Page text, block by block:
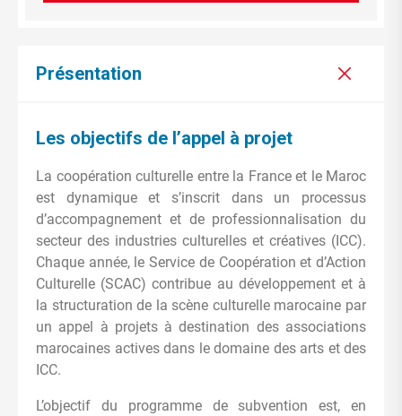
Présentation
Les objectifs de l’appel à projet
La coopération culturelle entre la France et le Maroc
est dynamique et s’inscrit dans un processus
d’accompagnement et de professionnalisation du
secteur des industries culturelles et créatives (ICC).
Chaque année, le Service de Coopération et d’Action
Culturelle (SCAC) contribue au développement et à
la structuration de la scène culturelle marocaine par
un appel à projets à destination des associations
marocaines actives dans le domaine des arts et des
ICC.
L’objectif du programme de subvention est, en